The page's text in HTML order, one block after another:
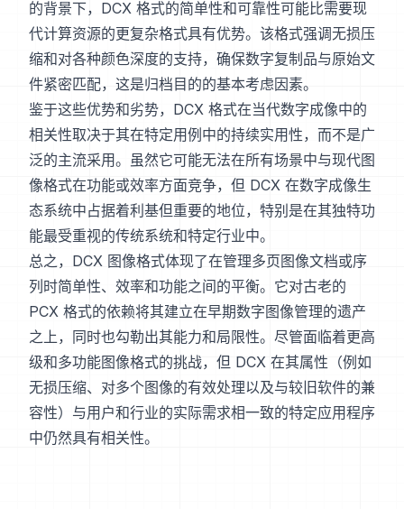
的背景下，DCX 格式的简单性和可靠性可能比需要现
代计算资源的更复杂格式具有优势。该格式强调无损压
缩和对各种颜色深度的支持，确保数字复制品与原始文
件紧密匹配，这是归档目的的基本考虑因素。
鉴于这些优势和劣势，DCX 格式在当代数字成像中的
相关性取决于其在特定用例中的持续实用性，而不是广
泛的主流采用。虽然它可能无法在所有场景中与现代图
像格式在功能或效率方面竞争，但 DCX 在数字成像生
态系统中占据着利基但重要的地位，特别是在其独特功
能最受重视的传统系统和特定行业中。
总之，DCX 图像格式体现了在管理多页图像文档或序
列时简单性、效率和功能之间的平衡。它对古老的
PCX 格式的依赖将其建立在早期数字图像管理的遗产
之上，同时也勾勒出其能力和局限性。尽管面临着更高
级和多功能图像格式的挑战，但 DCX 在其属性（例如
无损压缩、对多个图像的有效处理以及与较旧软件的兼
容性）与用户和行业的实际需求相一致的特定应用程序
中仍然具有相关性。